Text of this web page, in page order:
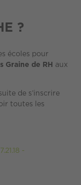
?
écoles pour
Graine de RH
aux
de s’inscrire
toutes les
-